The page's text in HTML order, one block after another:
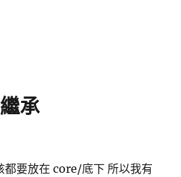
承
都要放在 core/底下 所以我有